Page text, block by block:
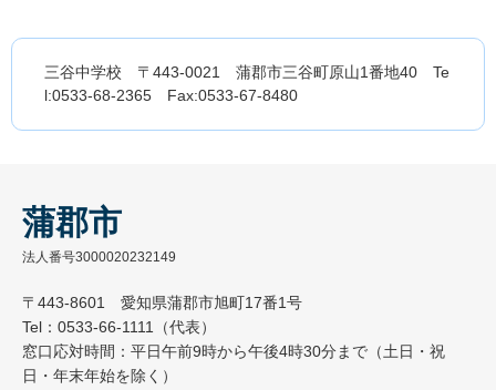
三谷中学校 〒443-0021 蒲郡市三谷町原山1番地40 Te
l:0533-68-2365 Fax:0533-67-8480
蒲郡市
法人番号3000020232149
〒443-8601 愛知県蒲郡市旭町17番1号
Tel：0533-66-1111（代表）
窓口応対時間：平日午前9時から午後4時30分まで（土日・祝
日・年末年始を除く）